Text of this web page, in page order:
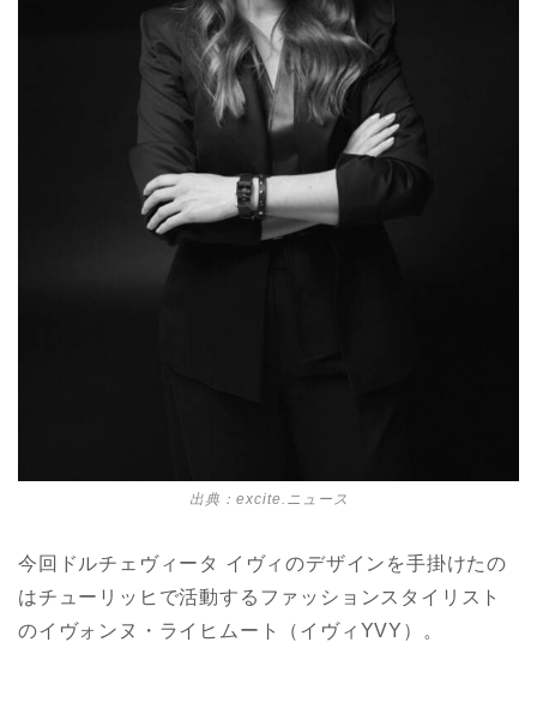
出典：excite.ニュース
今回ドルチェヴィータ イヴィのデザインを手掛けたの
はチューリッヒで活動するファッションスタイリスト
のイヴォンヌ・ライヒムート（イヴィYVY）。